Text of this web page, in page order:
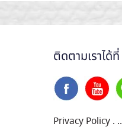
ติดตามเราได้ที่
Privacy Policy . ..